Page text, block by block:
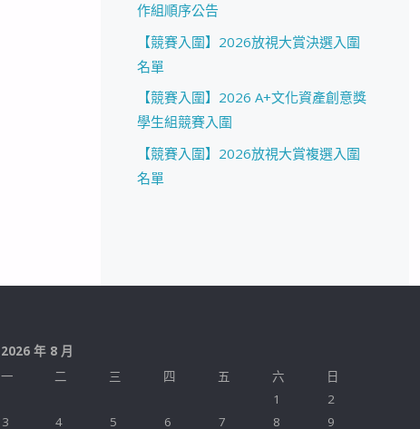
作組順序公告
【競賽入圍】2026放視大賞決選入圍
名單
【競賽入圍】2026 A+文化資產創意獎
學生組競賽入圍
【競賽入圍】2026放視大賞複選入圍
名單
2026 年 8 月
一
二 三 四 五 六
日
1
2
3
4 5 6 7 8 9